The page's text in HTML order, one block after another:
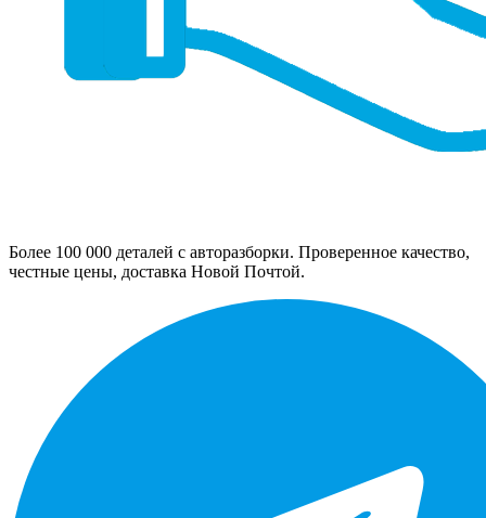
Более 100 000 деталей с авторазборки. Проверенное качество,
честные цены, доставка Новой Почтой.